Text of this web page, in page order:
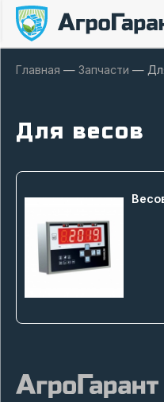
Главная — Запчасти —
Для весов